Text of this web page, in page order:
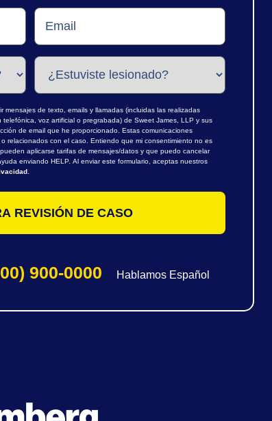
mensajes de texto, emails y llamadas (incluidas las realizadas
voz artificial o pregrabada) de Sweet James, LLP y sus
de email que he proporcionado. Estas comunicaciones
relacionados con el caso. Entiendo que mi consentimiento no es
aplicarse tarifas de mensajes/datos y que puedo cancelar
enviando HELP. Al enviar este formulario, aceptas nuestros
.
900-0000 Hablamos Español